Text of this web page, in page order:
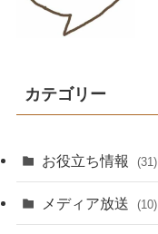
カテゴリー
お役立ち情報 (31)
メディア放送 (10)